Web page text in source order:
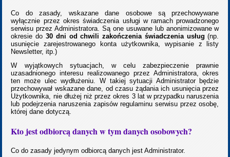
Co do zasady, wskazane dane osobowe są przechowywane
wyłącznie przez okres świadczenia usługi w ramach prowadzonego
serwisu przez Administratora. Są one usuwane lub anonimizowane w
okresie do30 dni od chwili zakończenia świadczenia usług(np.
usunięcie zarejestrowanego konta użytkownika, wypisanie z listy
Newsletter, itp.)
W wyjątkowych sytuacjach, w celu zabezpieczenie prawnie
uzasadnionego interesu realizowanego przez Administratora, okres
ten może ulec wydłużeniu. W takiej sytuacji Administrator będzie
przechowywał wskazane dane, od czasu żądania ich usunięcia przez
Użytkownika, nie dłużej niż przez okres 3 lat w przypadku naruszenia
lub podejrzenia naruszenia zapisów regulaminu serwisu przez osobę,
której dane dotyczą.
Kto jest odbiorcą danych w tym danych osobowych?
Co do zasady jedynym odbiorcą danych jest Administrator.